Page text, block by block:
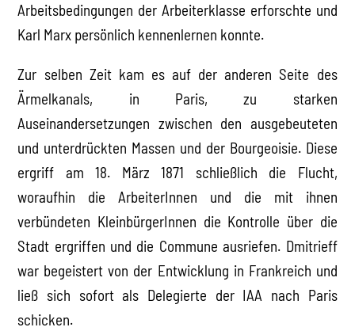
Arbeitsbedingungen der Arbeiterklasse erforschte und
Karl Marx persönlich kennenlernen konnte.
Zur selben Zeit kam es auf der anderen Seite des
Ärmelkanals, in Paris, zu starken
Auseinandersetzungen zwischen den ausgebeuteten
und unterdrückten Massen und der Bourgeoisie. Diese
ergriff am 18. März 1871 schließlich die Flucht,
woraufhin die ArbeiterInnen und die mit ihnen
verbündeten KleinbürgerInnen die Kontrolle über die
Stadt ergriffen und die Commune ausriefen. Dmitrieff
war begeistert von der Entwicklung in Frankreich und
ließ sich sofort als Delegierte der IAA nach Paris
schicken.